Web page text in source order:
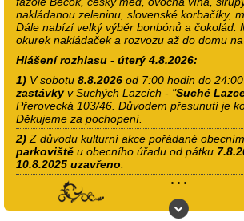
nakládanou zeleninu, slovenské korbačíky,
Dále nabízí velký výběr bonbónů a čokolád.
okurek nakládaček a rozvozu až do domu
Hlášení rozhlasu - úterý 4.8.2026:
1) V sobotu 8.8.2026 od 7:00 hodin do
zastávkyv Suchých Lazcích - "Suché
Přerovecká 103/46. Důvodem přesunutí je
Děkujeme za pochopení.
2) Z důvodu kulturní akce pořádané
parkoviště u obecního úřadu od pátku
10.8.2025 uzavřeno